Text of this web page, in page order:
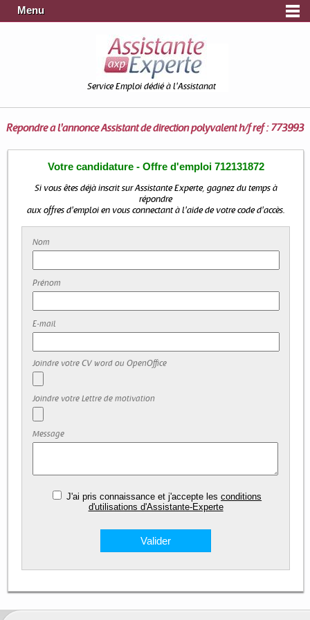
Menu
Service Emploi dédié à l'Assistanat
Répondre à l'annonceAssistant de direction polyvalent h/f ref : 773993
Votre candidature - Offre d'emploi 712131872
Si vous êtes déjà inscrit sur Assistante Experte, gagnez du temps à
répondre
aux offres d'emploi en vous connectant à l'aide de votre code d'accès.
Nom
Prénom
E-mail
Joindre votre CV word ou OpenOffice
Joindre votre Lettre de motivation
Message
J'ai pris connaissance et j'accepte lesconditions
d'utilisations d'Assistante-Experte